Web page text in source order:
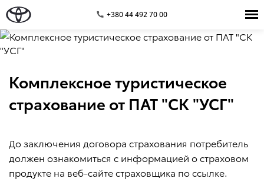
+380 44 492 70 00
Комплексное туристическое
страхование от ПАТ "СК "УСГ"
До заключения договора страхования потребитель
должен ознакомиться с информацией о страховом
продукте на веб-сайте страховщика по ссылке.